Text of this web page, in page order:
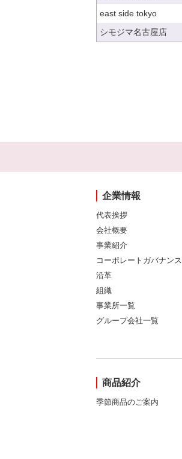
east side tokyo
シモジマ名古屋店
企業情報
代表挨拶
会社概要
事業紹介
コーポレートガバナンス
沿革
組織
事業所一覧
グループ会社一覧
商品紹介
季節商品のご案内